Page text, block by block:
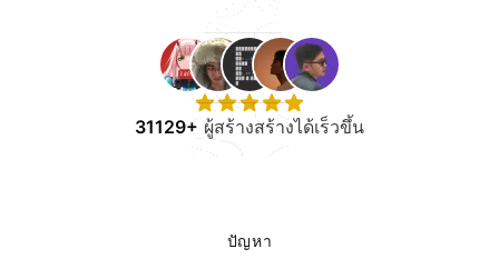
31129+ ผู้สร้างสร้างได้เร็วขึ้น
ปัญหา